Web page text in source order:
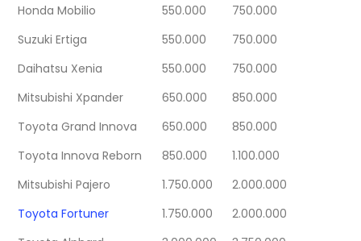
Honda Mobilio 550.000
750.000
Suzuki Ertiga
550.000
750.000
Daihatsu Xenia
550.000
750.000
Mitsubishi Xpander
650.000
850.000
Toyota Grand Innova
650.000
850.000
Toyota Innova Reborn
850.000
1.100.000
Mitsubishi Pajero
1.750.000
2.000.000
Toyota Fortuner
1.750.000
2.000.000